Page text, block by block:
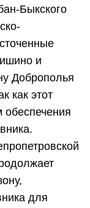
Быкского
и
Доброполья
как этот
для